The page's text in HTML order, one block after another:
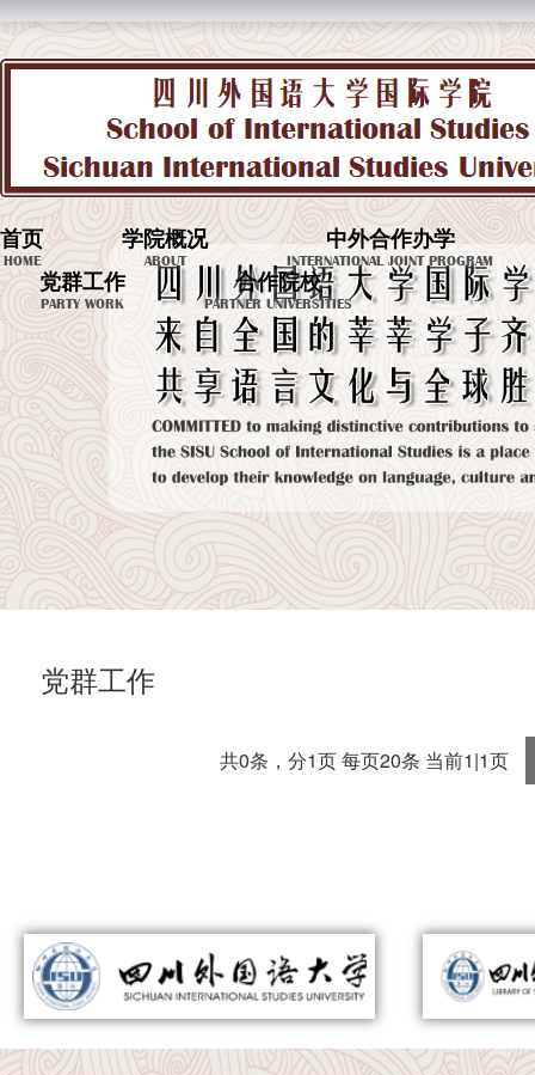
首页
HOME
学院概况
ABOUT
中外合作办学
INTERNATIONAL JOINT PROGRAM
党群工作
PARTY WORK
合作院校
PARTNER UNIVERSITIES
党群工作
共0条，分1页 每页20条 当前1|1页